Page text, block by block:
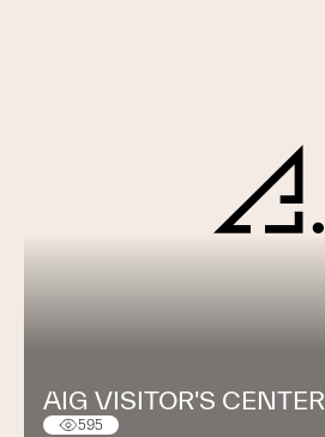
AIG VISITOR'S CENTER
595